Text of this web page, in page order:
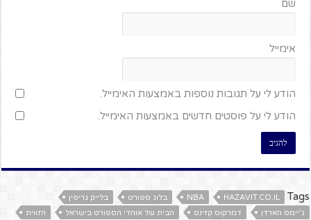
שם
אימייל
הודע לי על תגובות נוספות באמצעות האימייל.
הודע לי על פוסטים חדשים באמצעות האימייל.
Tags
HAZAVIT.CO.IL
NBA בלוג ספורט
בלייק גריפין
ג'יימס הארדן
דמרקוס קזינס הבית של אוהדי הספורט בישראל
הזווית